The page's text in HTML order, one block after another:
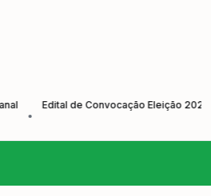
Edital de Convocação Eleição 2026-